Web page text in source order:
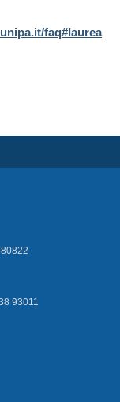
faq#laurea
93011